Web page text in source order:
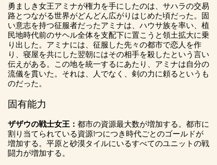
A
c
c
e
p
t
&
P
l
勇ましき女王アミナが権力を手にしたのは、サハラの交易
路とつながる世界がどんどん広がりはじめた頃だった。固
い意志を持つ征服者だったアミナは、ハウサ族を率い、植
民地時代前のサヘル全体を支配下に置こうと領土拡大に乗
り出した。アミナには、征服した先々の都市で恋人を作
り、寝屋を共にした翌朝にはその相手を殺したという言い
伝えがある。この地を統一するにあたり、アミナは自分の
流儀を貫いた。それは、人でなく、剣の力に頼るというも
のだった。
固有能力
ザザウの戦士女王： 都市の資源最大数が増加する。都市に
割り当てられている資源1つにつき時代ごとのゴールドが
増加する。平原と砂漠タイルにいるすべてのユニットの戦
闘力が増加する。